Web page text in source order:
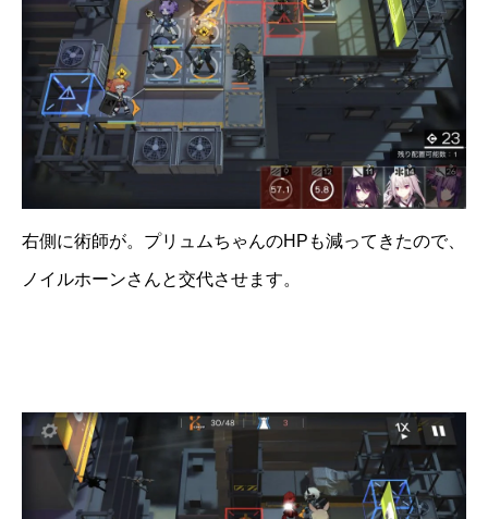
右側に術師が。プリュムちゃんのHPも減ってきたので、
ノイルホーンさんと交代させます。